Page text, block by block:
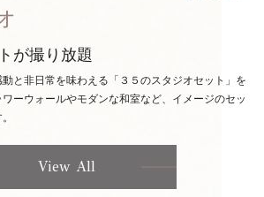
が撮り放題
と非日常を味わえる「３５のスタジオセット」を
ワーウォールやモダンな和室など、イメージのセッ
View All